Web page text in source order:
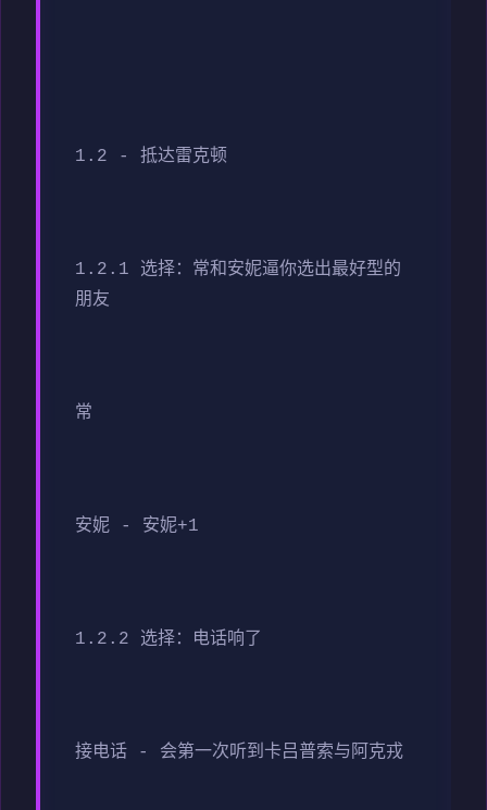
1.2 - 抵达雷克顿
1.2.1 选择：常和安妮逼你选出最好型的
朋友
常
安妮 - 安妮+1
1.2.2 选择：电话响了
接电话 - 会第一次听到卡吕普索与阿克戎